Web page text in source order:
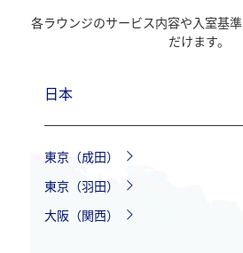
各ラウンジのサービス内容や入室基
だけます。
日本
東京（成田）
東京（羽田）
大阪（関西）